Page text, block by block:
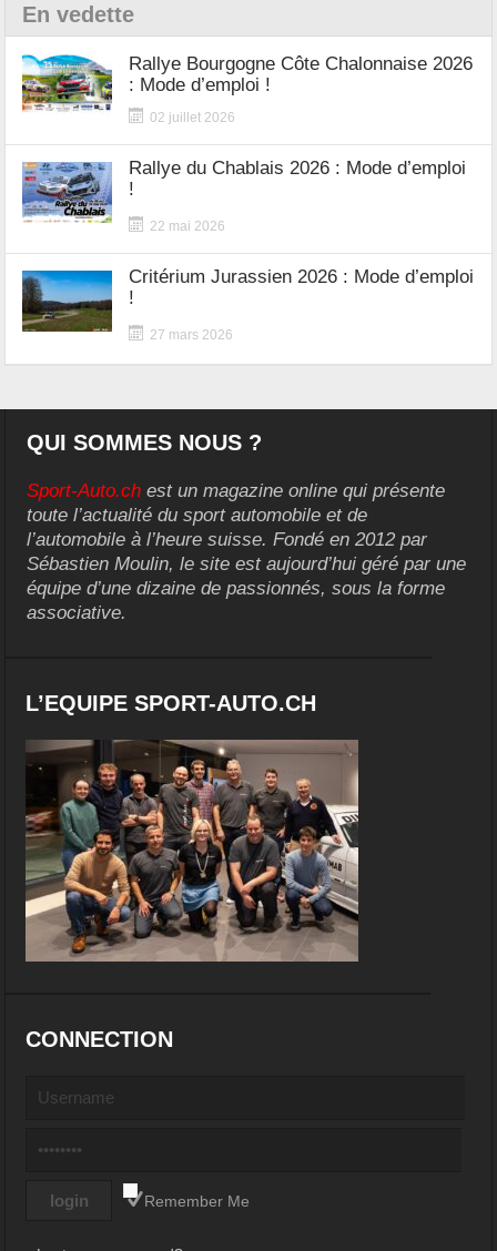
En vedette
Rallye Bourgogne Côte Chalonnaise 2026
: Mode d’emploi !
02 juillet 2026
Rallye du Chablais 2026 : Mode d’emploi
!
22 mai 2026
Critérium Jurassien 2026 : Mode d’emploi
!
27 mars 2026
QUI SOMMES NOUS ?
Sport-Auto.ch est un magazine online qui présente
toute l’actualité du sport automobile et de
l’automobile à l’heure suisse. Fondé en 2012 par
Sébastien Moulin, le site est aujourd’hui géré par une
équipe d’une dizaine de passionnés, sous la forme
associative.
L’EQUIPE SPORT-AUTO.CH
CONNECTION
Remember Me